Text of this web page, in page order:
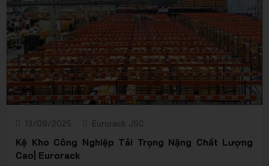
13/09/2025 Eurorack JSC
Kệ Kho Công Nghiệp Tải Trọng Nặng Chất Lượng
Cao| Eurorack